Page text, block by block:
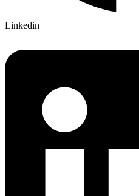
Linkedin